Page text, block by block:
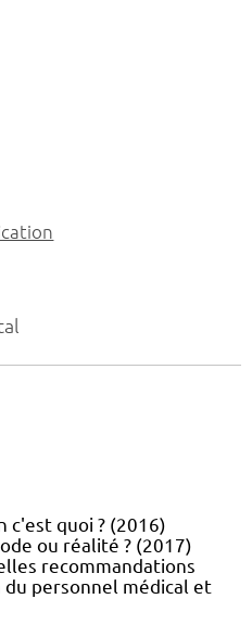
c'est quoi ? (2016)
ou réalité ? (2017)
recommandations
du personnel médical et